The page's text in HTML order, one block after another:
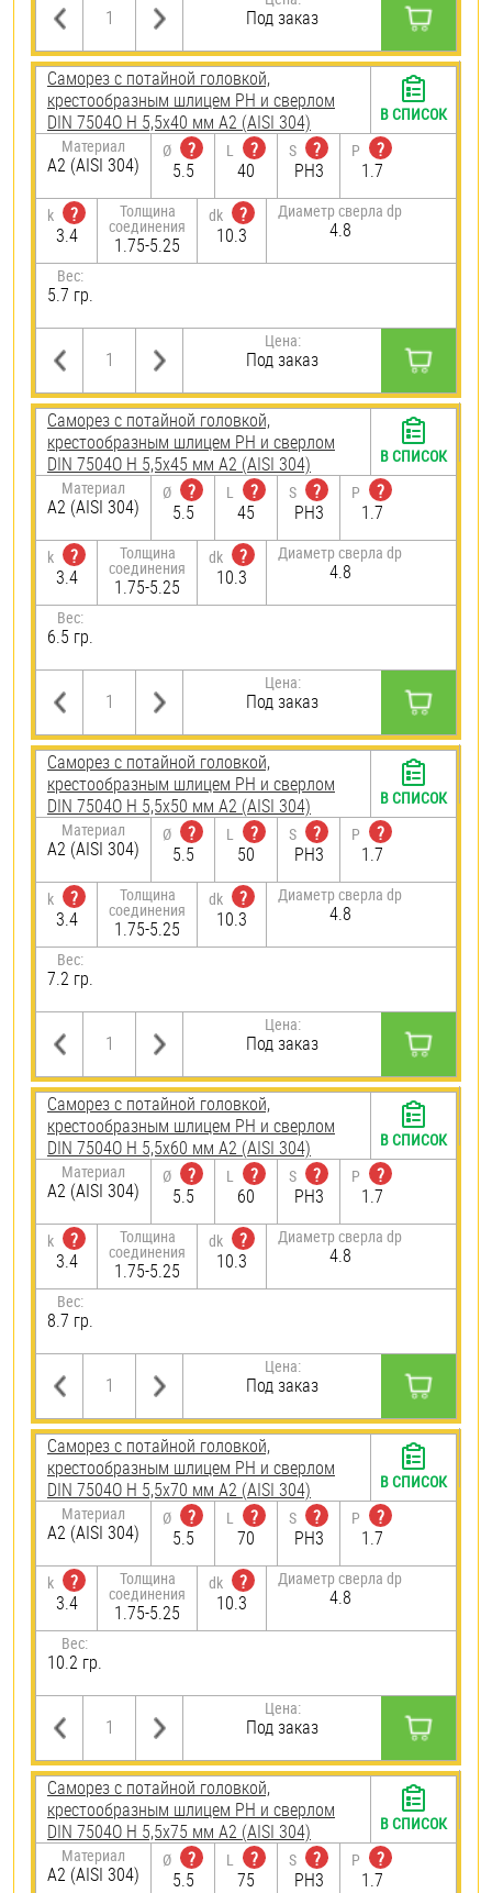
Под заказ
Саморез с потайной головкой,
крестообразным шлицем PH и сверлом
DIN 7504O H 5,5х40 мм А2 (AISI 304)
Материал
А2 (AISI 304)
Ø
?
5.5
L
?
40
S
?
PH3
P
?
1.7
k
?
3.4
Толщина
соединения
1.75-5.25
dk
?
10.3
Диаметр сверла dp
4.8
Вес:
5.7 гр.
Цена:
Под заказ
В СПИСОК
Саморез с потайной головкой,
крестообразным шлицем PH и сверлом
DIN 7504O H 5,5х45 мм А2 (AISI 304)
Материал
А2 (AISI 304)
Ø
?
5.5
L
?
45
S
?
PH3
P
?
1.7
k
?
3.4
Толщина
соединения
1.75-5.25
dk
?
10.3
Диаметр сверла dp
4.8
Вес:
6.5 гр.
Цена:
Под заказ
В СПИСОК
Саморез с потайной головкой,
крестообразным шлицем PH и сверлом
DIN 7504O H 5,5х50 мм А2 (AISI 304)
Материал
А2 (AISI 304)
Ø
?
5.5
L
?
50
S
?
PH3
P
?
1.7
k
?
3.4
Толщина
соединения
1.75-5.25
dk
?
10.3
Диаметр сверла dp
4.8
Вес:
7.2 гр.
Цена:
Под заказ
В СПИСОК
Саморез с потайной головкой,
крестообразным шлицем PH и сверлом
DIN 7504O H 5,5х60 мм А2 (AISI 304)
Материал
А2 (AISI 304)
Ø
?
5.5
L
?
60
S
?
PH3
P
?
1.7
k
?
3.4
Толщина
соединения
1.75-5.25
dk
?
10.3
Диаметр сверла dp
4.8
Вес:
8.7 гр.
Цена:
Под заказ
В СПИСОК
Саморез с потайной головкой,
крестообразным шлицем PH и сверлом
DIN 7504O H 5,5х70 мм А2 (AISI 304)
Материал
А2 (AISI 304)
Ø
?
5.5
L
?
70
S
?
PH3
P
?
1.7
k
?
3.4
Толщина
соединения
1.75-5.25
dk
?
10.3
Диаметр сверла dp
4.8
Вес:
10.2 гр.
Цена:
Под заказ
В СПИСОК
Саморез с потайной головкой,
крестообразным шлицем PH и сверлом
DIN 7504O H 5,5х75 мм А2 (AISI 304)
Материал
А2 (AISI 304)
Ø
?
5.5
L
?
75
S
?
PH3
P
?
1.7
В СПИСОК